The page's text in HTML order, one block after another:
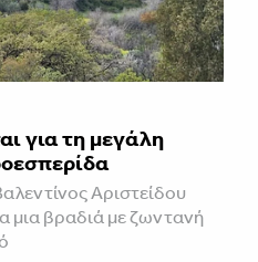
για τη μεγάλη
Αριστείδου
μια βραδιά με ζωντανή